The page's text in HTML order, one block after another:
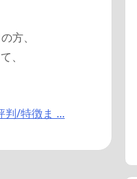
方、
、
判/特徴ま ...